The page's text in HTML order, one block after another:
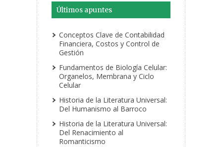
Últimos apuntes
Conceptos Clave de Contabilidad
Financiera, Costos y Control de
Gestión
Fundamentos de Biología Celular:
Organelos, Membrana y Ciclo
Celular
Historia de la Literatura Universal:
Del Humanismo al Barroco
Historia de la Literatura Universal:
Del Renacimiento al
Romanticismo